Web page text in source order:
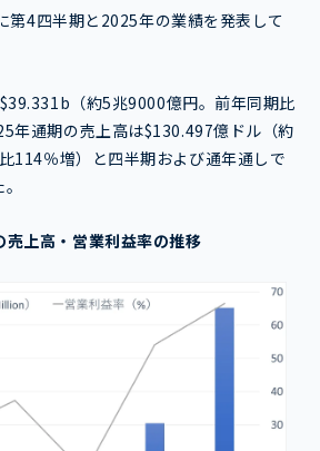
第4四半期と2025年の業績を発表して
（約5兆9000億円。前年同期比
年通期の売上高は$130.497億ドル（約
114％増）と四半期および通年通しで
売上高・営業利益率の推移